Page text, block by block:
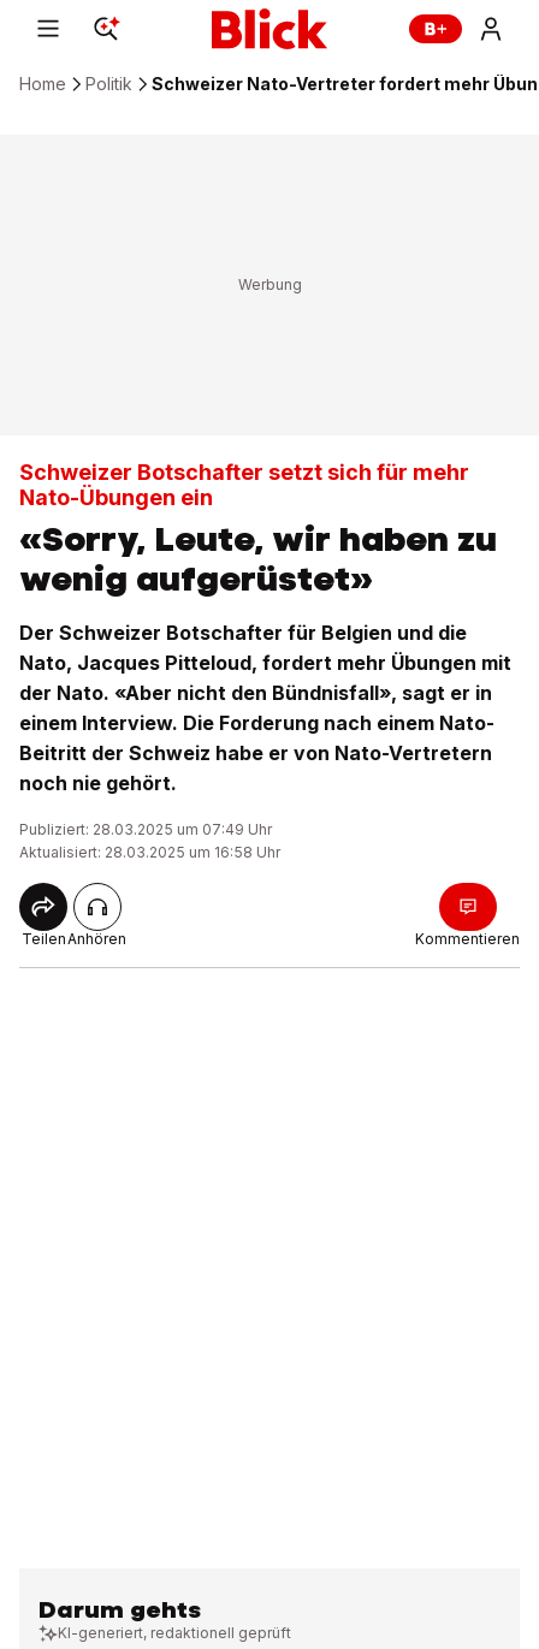
Home Politik Schweizer Nato-Vertreter fordert mehr
Schweizer Botschafter setzt sich für mehr
Nato-Übungen ein
«Sorry, Leute, wir haben zu
wenig aufgerüstet»
Der Schweizer Botschafter für Belgien und die
Nato, Jacques Pitteloud, fordert mehr Übungen mit
der Nato. «Aber nicht den Bündnisfall», sagt er in
einem Interview. Die Forderung nach einem Nato-
Beitritt der Schweiz habe er von Nato-Vertretern
noch nie gehört.
Publiziert: 28.03.2025 um 07:49 Uhr
Aktualisiert: 28.03.2025 um 16:58 Uhr
TeilenAnhören Kommentieren
Darum gehts
KI-generiert, redaktionell geprüft